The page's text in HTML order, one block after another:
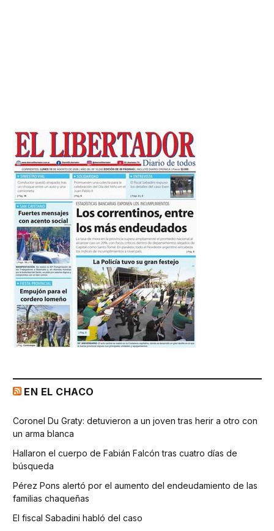
EN EL CHACO
Coronel Du Graty: detuvieron a un joven tras herir a otro con
un arma blanca
Hallaron el cuerpo de Fabián Falcón tras cuatro días de
búsqueda
Pérez Pons alertó por el aumento del endeudamiento de las
familias chaqueñas
El fiscal Sabadini habló del caso